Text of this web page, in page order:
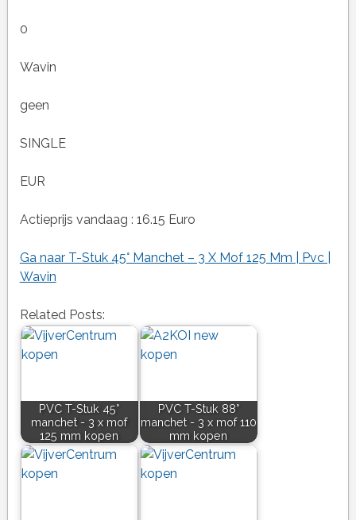
0
Wavin
geen
SINGLE
EUR
Actieprijs vandaag : 16.15 Euro
Ga naar T-Stuk 45° Manchet – 3 X Mof 125 Mm | Pvc |
Wavin
Related Posts:
PVC T-Stuk 45°
manchet - 3 x mof
125 mm kopen
PVC T-Stuk 88°
manchet - 3 x mof 110
mm kopen